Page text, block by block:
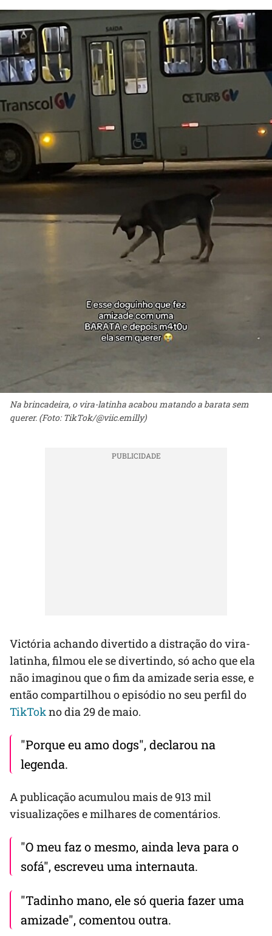
Na brincadeira, o vira-latinha acabou matando a barata sem
querer. (Foto: TikTok/@viic.emilly)
Victória achando divertido a distração do vira-
latinha, filmou ele se divertindo, só acho que ela
não imaginou que o fim da amizade seria esse, e
então compartilhou o episódio no seu perfil do
TikTokno dia 29 de maio.
"Porque eu amo dogs", declarou na
legenda.
A publicação acumulou mais de 913 mil
visualizações e milhares de comentários.
"O meu faz o mesmo, ainda leva para o
sofá", escreveu uma internauta.
"Tadinho mano, ele só queria fazer uma
amizade", comentou outra.